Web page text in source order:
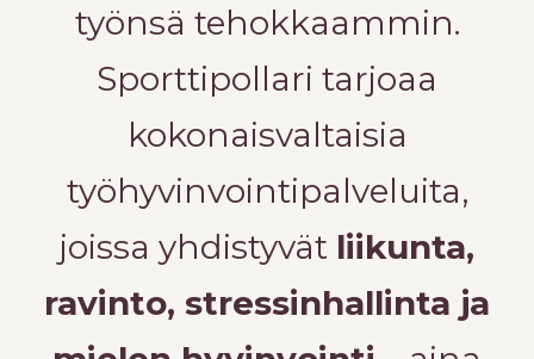
työnsä tehokkaammin.
Sporttipollari tarjoaa
kokonaisvaltaisia
työhyvinvointipalveluita,
joissa yhdistyvät liikunta,
ravinto, stressinhallinta ja